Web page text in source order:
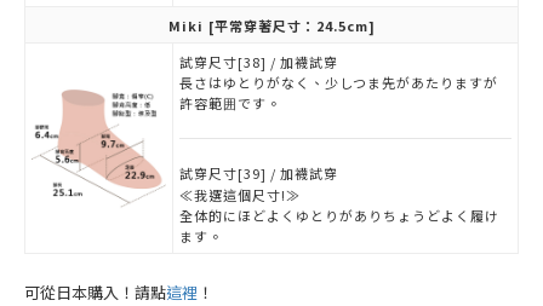
Miki [平常穿著尺寸：24.5cm]
試穿尺寸[38] / 加襪試穿
長さはゆとりがなく、少しつま先があたりますが
許容範囲です。
試穿尺寸[39] / 加襪試穿
≪我選這個尺寸!≫
全体的にほどよくゆとりがありちょうどよく履け
ます。
可從日本購入！請點這裡 ！